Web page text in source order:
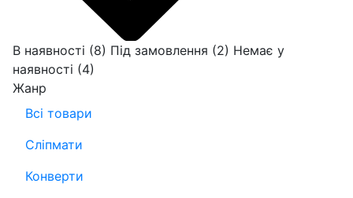
В наявності (8) Під замовлення (2) Немає у
наявності (4)
Жанр
Всі товари
Сліпмати
Конверти